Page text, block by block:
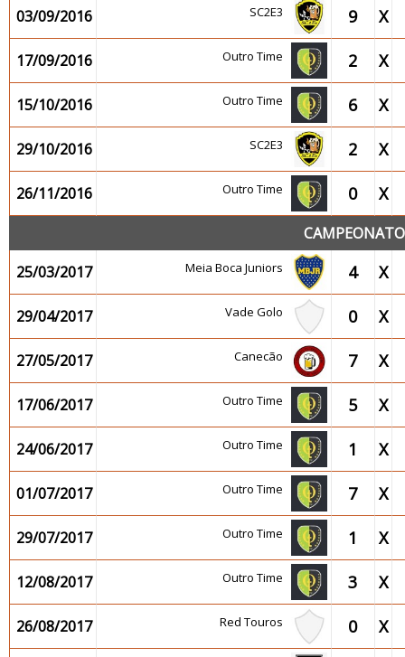
03/09/2016 SC2E3 9 X
17/09/2016 Outro Time 2 X
15/10/2016 Outro Time 6 X
29/10/2016 SC2E3 2 X
26/11/2016 Outro Time 0 X
25/03/2017
Meia Boca Juniors 4 X
29/04/2017 Vade Golo 0 X
27/05/2017 Canecão 7 X
17/06/2017 Outro Time 5 X
24/06/2017 Outro Time 1 X
01/07/2017 Outro Time 7 X
29/07/2017 Outro Time 1 X
12/08/2017 Outro Time 3 X
26/08/2017 Red Touros 0 X